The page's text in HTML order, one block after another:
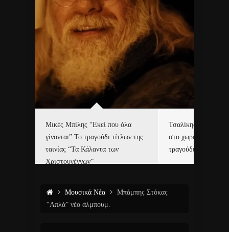
Μικές Μπίλης “Εκεί που όλα
γίνονται” Το τραγούδι τίτλων της
ταινίας “Τα Κάλαντα των
Χριστουγέννων”
Τσαλίκης,
στο χωριό του Άι
τραγούδι και video
Μουσικά Νέα
Μπάμπης Στόκας
“Απλά” νέο άλμπουμ.